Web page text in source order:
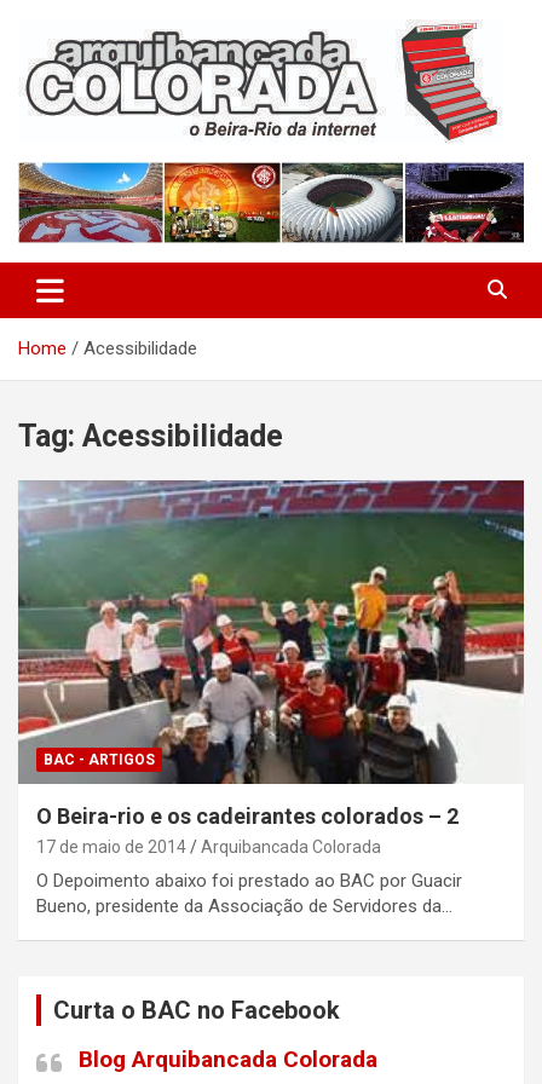
content
Arquibancada Colorada
Home Acessibilidade
Tag: Acessibilidade
BAC - ARTIGOS
O Beira-rio e os cadeirantes colorados – 2
17 de maio de 2014 Arquibancada Colorada
O Depoimento abaixo foi prestado ao BAC por Guacir
Bueno, presidente da Associação de Servidores da…
Curta o BAC no Facebook
Blog Arquibancada Colorada